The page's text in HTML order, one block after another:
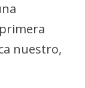
nuestro,